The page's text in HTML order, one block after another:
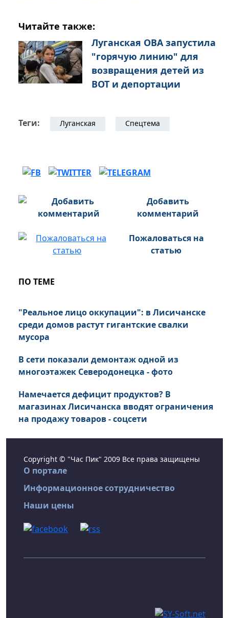
Читайте также:
Луганская ОВА запустила
"горячую линию" для
возвращения детей из
ВОТ и депортации
Теги: Луганская Спецтема
Добавить
комментарий
Пожаловаться на
статью
ПО ТЕМЕ
"Реальное лицо оккупации": в Лисичанске
среди домов растут гигантские свалки
мусора
В сети показали демонтаж одной из
многоэтажек Северодонецка - фото
Намечается дефицит продуктов? В
магазинах Лисичанска вводят ограничения
на продажу товаров - соцсети
Copyright © "Час Пик" 2009 Все права защищены
О портале
Информационное сотрудничество
Наши цены